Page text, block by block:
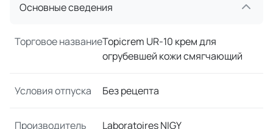
Основные сведения
Торговое названиеTopicrem UR-10 крем для
огрубевшей кожи смягчающий
Условия отпуска Без рецепта
Производитель Laboratoires NIGY